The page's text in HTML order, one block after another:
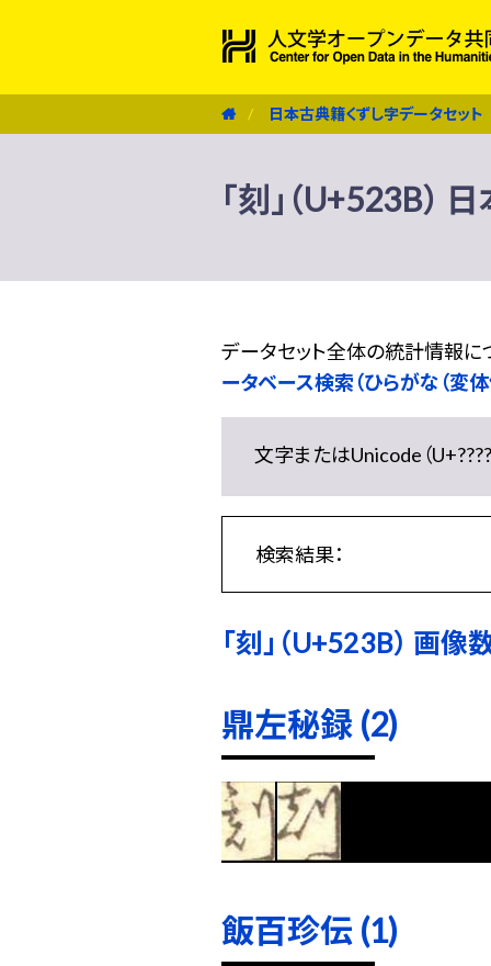
日本古典籍くずし字データセット
「刻」（U+523B）
データセット全体の統計情報に
ータベース検索（ひらがな（変体
文字またはUnicode（
検索結果：
「刻」（U+523B） 画像
鼎左秘録 (2)
飯百珍伝 (1)